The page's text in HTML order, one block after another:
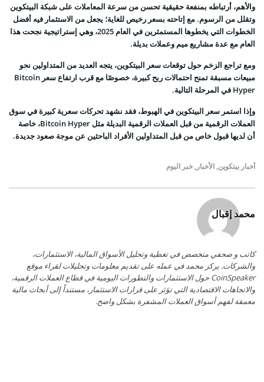
والأهم، أرتباطه بمنفعة حقيقية تحسن من سرعة المعاملات على شبكة البيتكوين
وتقلل من الرسوم. مع إتاحته بسعر رخيص للغاية؛ يجعل من الاستثمار فيه أفضل
الخطوات التي يخطوها المستمثرين في العام 2025، وهي إستراتيجية نجحت هذا
العام مع عدة مشاريع ميم وعملات بديلة.
ومع تراجع الزخم حول توقعات سعر البيتكوين، يتجه العديد من المتداولين نحو
مبيعات مسبقة تمنح احتمالات ربح كبيرة، خصوصًا مع قرب ارتفاع سعر Bitcoin
Hyper في المرحلة التالية.
وإذا استمر سعر البيتكوين في الهبوط، فقد نشهد تحركات سعرية كبيرة في سوق
العملات الرقمية من قبل العملات الرقمية البديلة مثل Bitcoin Hyper، خاصة
أن لديها قبول خاص من قبل المتداولين الأفراد الباحثين عن موجة صعود جديدة.
أخبار بيتكوين, الأخبار, خبر اليوم
محمد إقبال
كاتب و صحفي متخصص في تغطية وتحليل الأسواق المالية، الاستثمارات،
والشركات. يركز محمد في عمله على تقديم معلومات وتحليلات لقراء موقع
CoinSpeaker حول الاستثمارات والتطورات اليومية في قطاع العملات الرقمية،
والاتجاهات الاقتصادية التي تؤثر على قرارات الاستثمار، مستنداً إلى أبحاث مالية
معمقة لفهم أسواق العملات المشفرة بشكل واضح.